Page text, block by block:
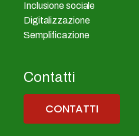
Inclusione sociale
Digitalizzazione
Semplificazione
Contatti
CONTATTI